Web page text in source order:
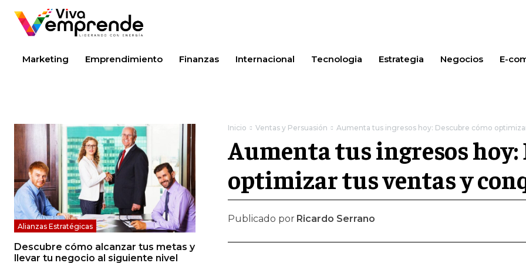
Marketing Emprendimiento Finanzas Internacional Tecnologia Estrategia Negocios E-
Alianzas Estratégicas
Descubre cómo alcanzar tus metas y
llevar tu negocio al siguiente nivel
Inicio Ventas y Persuasión Aumenta tus ingresos hoy: Descubre cómo
Aumenta tus ingresos hoy:
optimizar tus ventas y
Publicado por Ricardo Serrano